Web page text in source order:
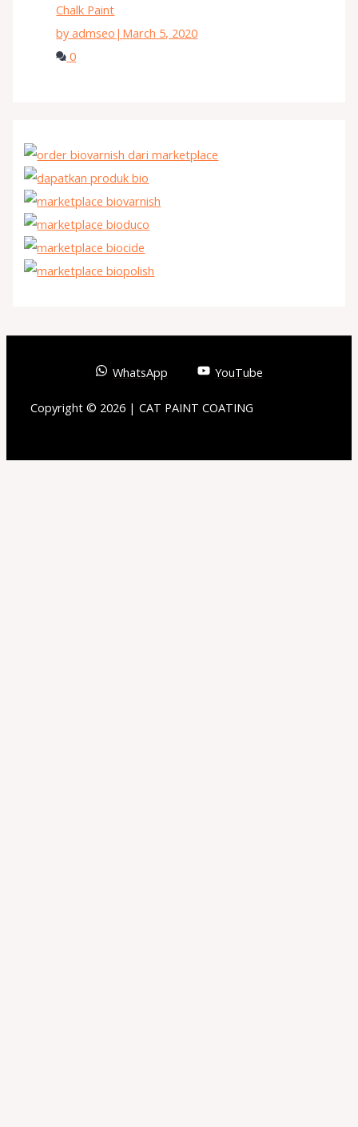
Chalk Paint
by admseo | March 5, 2020
0
WhatsApp YouTube
Copyright © 2026 | CAT PAINT COATING